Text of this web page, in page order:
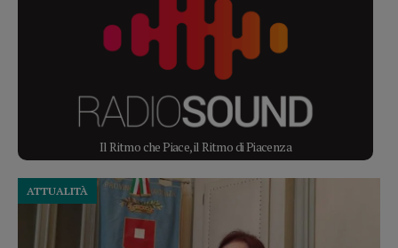
Il Ritmo che Piace, il Ritmo di Piacenza
ATTUALITÀ